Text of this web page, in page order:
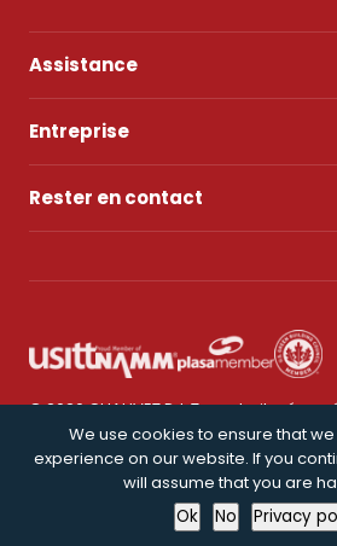
Assistance
Entreprise
Rester en contact
© 2026 CHAUVET DJ. Tous droits
Politique de confidentialité
We use cookies to ensure that
experience on our website. If you
will assume that you are
Ok
No Privacy